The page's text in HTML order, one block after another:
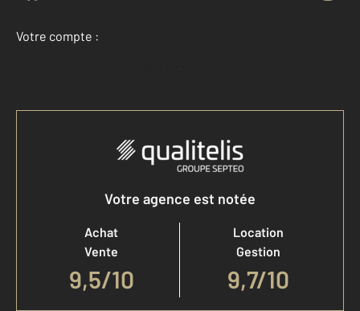
Votre compte :
Accéder à mon compte
Votre agence est notée
Achat
Vente
9,5/10
Location
Gestion
9,7/10